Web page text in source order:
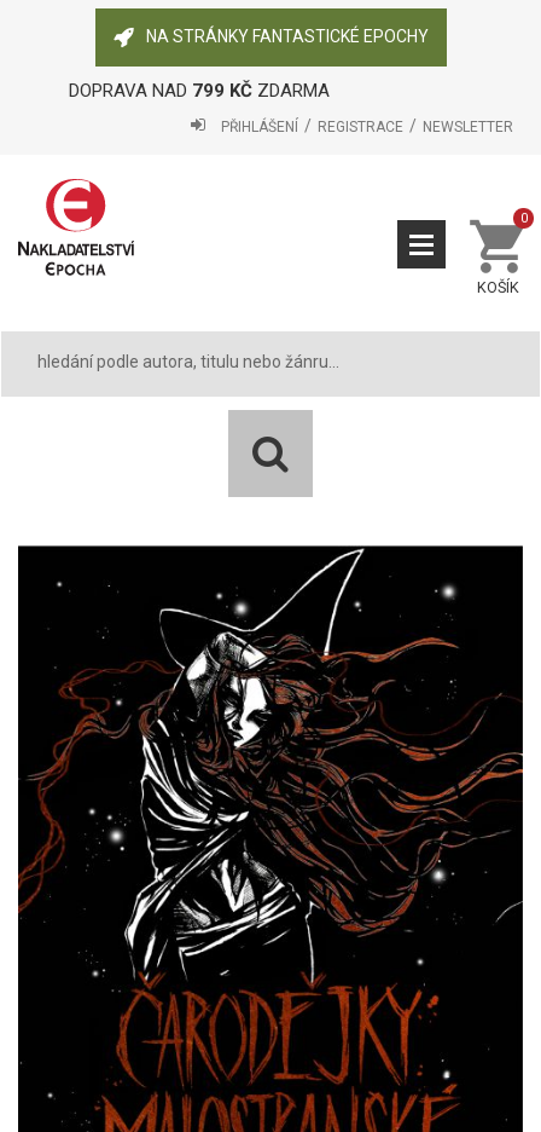
NA STRÁNKY FANTASTICKÉ EPOCHY
DOPRAVA NAD 799 KČZDARMA
PŘIHLÁŠENÍ REGISTRACE NEWSLETTER
KOŠÍK
0